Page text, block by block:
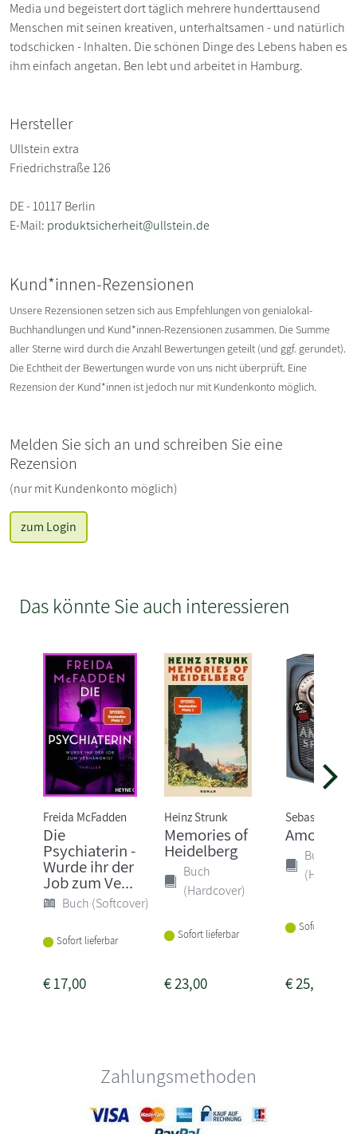
Media und begeistert dort täglich mehrere hunderttausend
Menschen mit seinen kreativen, unterhaltsamen - und natürlich
todschicken - Inhalten. Die schönen Dinge des Lebens haben es
ihm einfach angetan. Ben lebt und arbeitet in Hamburg.
Hersteller
Ullstein extra
Friedrichstraße 126
DE - 10117 Berlin
E-Mail: produktsicherheit@ullstein.de
Kund*innen-Rezensionen
Unsere Rezensionen setzen sich aus Empfehlungen von genialokal-
Buchhandlungen und Kund*innen-Rezensionen zusammen. Die Summe
aller Sterne wird durch die Anzahl Bewertungen geteilt (und ggf. gerundet).
Die Echtheit der Bewertungen wurde von uns nicht überprüft. Eine
Rezension der Kund*innen ist jedoch nur mit Kundenkonto möglich.
Melden Sie sich an und schreiben Sie eine
Rezension
(nur mit Kundenkonto möglich)
zum Login
Das könnte Sie auch interessieren
Freida McFadden
Die
Psychiaterin -
Wurde ihr der
Job zum Ve...
Buch (Softcover)
Sofort lieferbar
€17,00
Heinz Strunk
Memories of
Heidelberg
Buch
(Hardcover)
Sofort lieferbar
€23,00
Sebastian
Amokspiel
Buch
Sofort
€25,00
Zahlungsmethoden